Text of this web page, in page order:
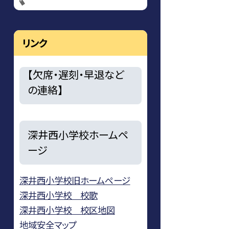
リンク
【欠席・遅刻・早退など
の連絡】
深井西小学校ホームペ
ージ
深井西小学校旧ホームページ
深井西小学校 校歌
深井西小学校 校区地図
地域安全マップ